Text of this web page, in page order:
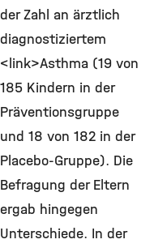
der Zahl an ärztlich
diagnostiziertem
<link>Asthma (19 von
185 Kindern in der
Präventionsgruppe
und 18 von 182 in der
Placebo-Gruppe). Die
Befragung der Eltern
ergab hingegen
Unterschiede. In der